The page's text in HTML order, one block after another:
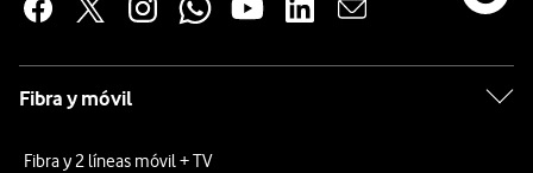
Fibra y móvil
Fibra y 2 líneas móvil + TV